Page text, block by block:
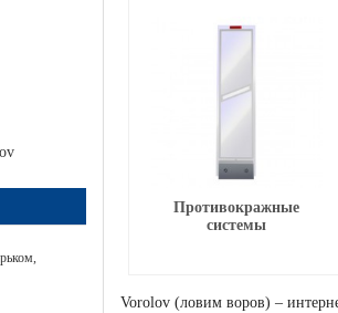
Противокражные
системы
Vorolov (ловим воров) –